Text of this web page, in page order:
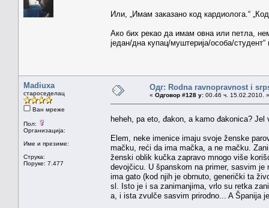
Или, „Имам заказано код кардиолога.“
Ако бих рекао да имам овна или петла,
један/дна купац/муштерија/особа/
Madiuxa
староседелац
Ван мреже
Пол:
Организација:
Име и презиме:
Струка:
Поруке: 7.477
Одг: Rodna ravnopravnost i
« Одговор #128 у: 00.46 ч. 15.02.2010. »
heheh, pa eto, đakon, a kamo đakonica?
Elem, neke imenice imaju svoje ženske
mačku, reći da ima mačka, a ne mačku.
ženski oblik kučka zapravo mnogo više
devojčicu. U španskom na primer, sasvim
ima gato (kod njih je obrnuto, generički ta
sl. Isto je i sa zanimanjima, vrlo su retka
a, i ista zvulče sasvim prirodno... A Španija